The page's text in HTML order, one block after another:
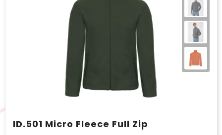
ID.501 Micro Fleece Full Zip